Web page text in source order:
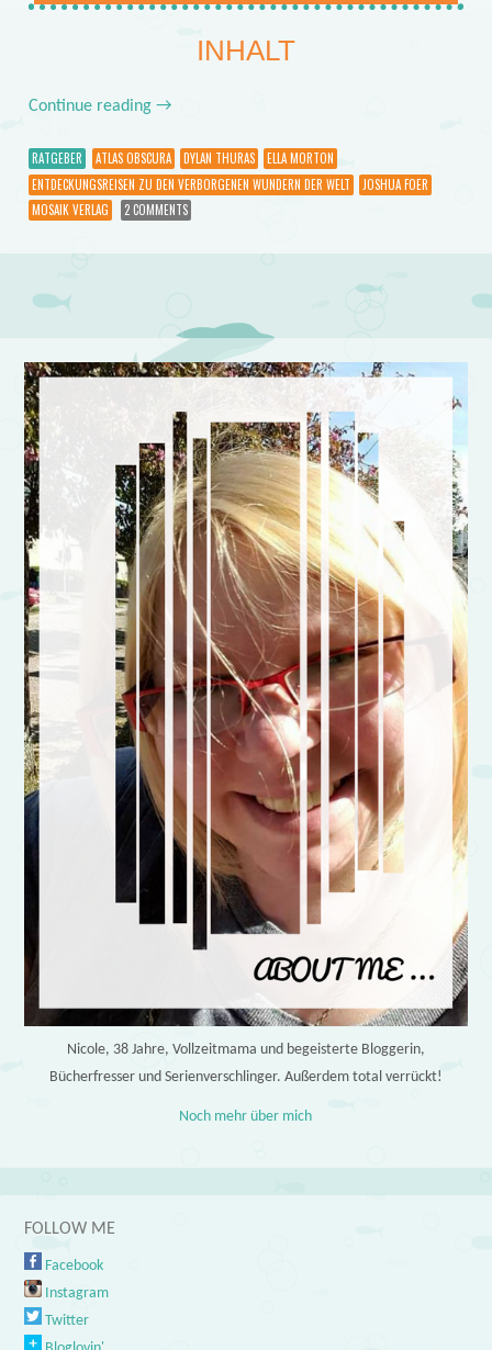
INHALT
Continue reading →
RATGEBER ATLAS OBSCURA DYLAN THURAS
ELLA MORTON
ENTDECKUNGSREISEN ZU DEN VERBORGENEN WUNDERN DER WELT
JOSHUA FOER
MOSAIK VERLAG
2 COMMENTS
Post navigation
Nicole, 38 Jahre, Vollzeitmama und begeisterte Bloggerin,
Bücherfresser und Serienverschlinger. Außerdem total verrückt!
Noch mehr über mich
FOLLOW ME
Facebook
Instagram
Twitter